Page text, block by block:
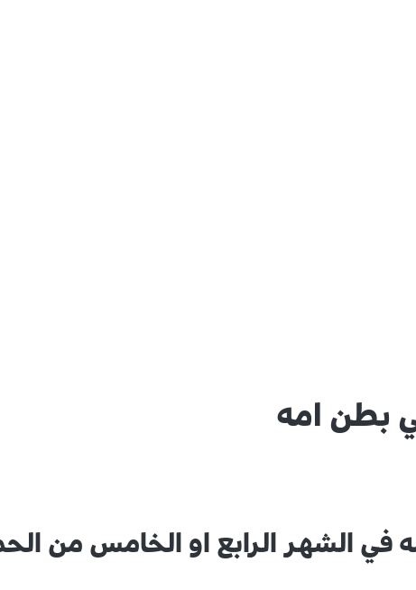
بطن امه
في الشهر الرابع او الخامس من